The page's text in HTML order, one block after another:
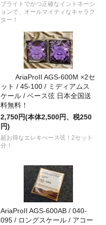
ブライトでかつ正確なイントネーシ
ョンで、オールマイティなキャラク
ター！
AriaProII AGS-600M ×2セ
ット / 45-100 / ミディアムス
ケール / ベース弦 日本全国送
料無料！
2,750円(本体2,500円、税250
円)
超お得なエレキべース弦！2セット
分！
AriaProII AGS-600AB / 040-
095 / ロングスケール / アコー